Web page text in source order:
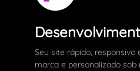
Seu site rápido,
marca e personalizado